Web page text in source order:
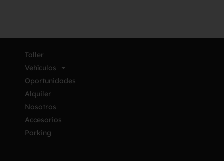
Taller
Vehículos
Oportunidades
Alquiler
Nosotros
Accesorios
Parking